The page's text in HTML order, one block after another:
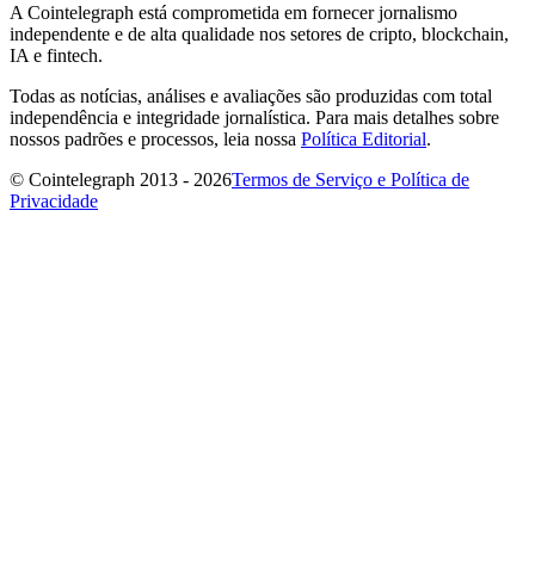
A Cointelegraph está comprometida em fornecer jornalismo
independente e de alta qualidade nos setores de cripto, blockchain,
IA e fintech.
Todas as notícias, análises e avaliações são produzidas com total
independência e integridade jornalística. Para mais detalhes sobre
nossos padrões e processos, leia nossa Política Editorial.
© Cointelegraph 2013 - 2026Termos de Serviço e Política de
Privacidade